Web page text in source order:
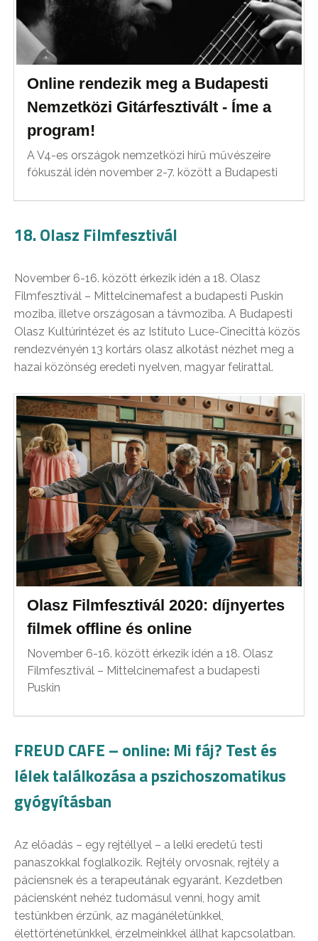
Online rendezik meg a Budapesti
Nemzetközi Gitárfesztivált - Íme a
program!
A V4-es országok nemzetközi hírű művészeire
fókuszál idén november 2-7. között a Budapesti
18. Olasz Filmfesztivál
November 6-16. között érkezik idén a 18. Olasz
Filmfesztivál – Mittelcinemafest a budapesti Puskin
moziba, illetve országosan a távmoziba. A Budapesti
Olasz Kultúrintézet és az Istituto Luce-Cinecittà közös
rendezvényén 13 kortárs olasz alkotást nézhet meg a
hazai közönség eredeti nyelven, magyar felirattal.
Olasz Filmfesztivál 2020: díjnyertes
filmek offline és online
November 6-16. között érkezik idén a 18. Olasz
Filmfesztivál – Mittelcinemafest a budapesti
Puskin
FREUD CAFE – online: Mi fáj? Test és
lélek találkozása a pszichoszomatikus
gyógyításban
Az előadás – egy rejtéllyel – a lelki eredetű testi
panaszokkal foglalkozik. Rejtély orvosnak, rejtély a
páciensnek és a terapeutának egyaránt. Kezdetben
páciensként nehéz tudomásul venni, hogy amit
testünkben érzünk, az magánéletünkkel,
élettörténetünkkel, érzelmeinkkel állhat kapcsolatban.